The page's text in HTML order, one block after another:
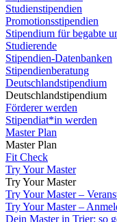
Studienstipendien
Promotionsstipendien
Stipendium für begabte
Studierende
Stipendien-Datenbanken
Stipendienberatung
Deutschlandstipendium
Deutschlandstipendium
Förderer werden
Stipendiat*in werden
Master Plan
Master Plan
Fit Check
Try Your Master
Try Your Master
Try Your Master –
Try Your Master –
Dein Master in Trier: so